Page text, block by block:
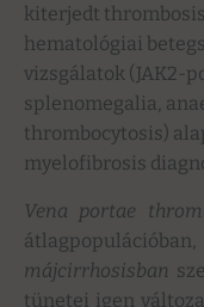
kiterjedt
hematológiai
vizsgálatok (JAK2-
splenomegalia,
thrombocytosis)
myelofibrosis
Vena portae
májcirrhosisban
tünetei igen